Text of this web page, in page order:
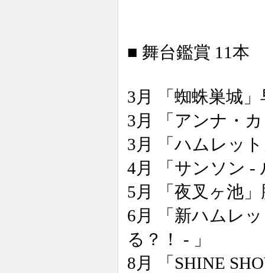
■ 舞台鑑賞 11本
3月 「蜘蛛巣城
3月 「アンナ・
3月 「ハムレッ
4月 「サンソン -
5月 「夜叉ヶ池
6月 「新ハムレ
る？！ - 」
8月 「SHINE